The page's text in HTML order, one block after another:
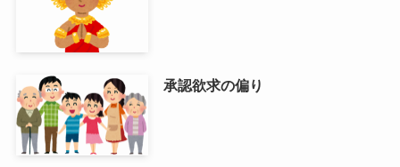
承認欲求の偏り